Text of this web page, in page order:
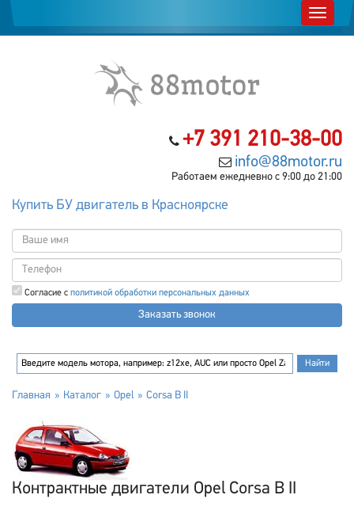
+7 391 210-38-00
info@88motor.ru
Работаем ежедневно с 9:00 до 21:00
Купить БУ двигатель в Красноярске
Согласие с политикой обработки персональных данных
Заказать звонок
Главная Каталог Opel Corsa B II
Контрактные двигатели Opel Corsa B II